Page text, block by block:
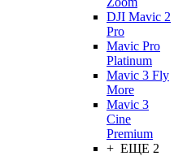
DJI Mavic 2
Pro
Mavic Pro
Platinum
Mavic 3 Fly
More
Mavic 3
Cine
Premium
+ ЕЩЕ 2